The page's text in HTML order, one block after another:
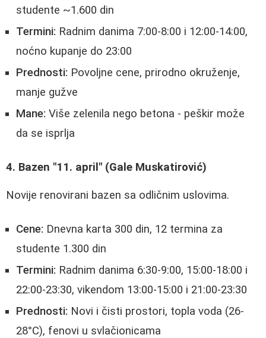
studente ~1.600 din
Termini: Radnim danima 7:00-8:00 i 12:00-14:00,
noćno kupanje do 23:00
Prednosti: Povoljne cene, prirodno okruženje,
manje gužve
Mane: Više zelenila nego betona - peškir može
da se isprlja
4. Bazen "11. april" (Gale Muskatirović)
Novije renovirani bazen sa odličnim uslovima.
Cene: Dnevna karta 300 din, 12 termina za
studente 1.300 din
Termini: Radnim danima 6:30-9:00, 15:00-18:00 i
22:00-23:30, vikendom 13:00-15:00 i 21:00-23:30
Prednosti: Novi i čisti prostori, topla voda (26-
28°C), fenovi u svlačionicama